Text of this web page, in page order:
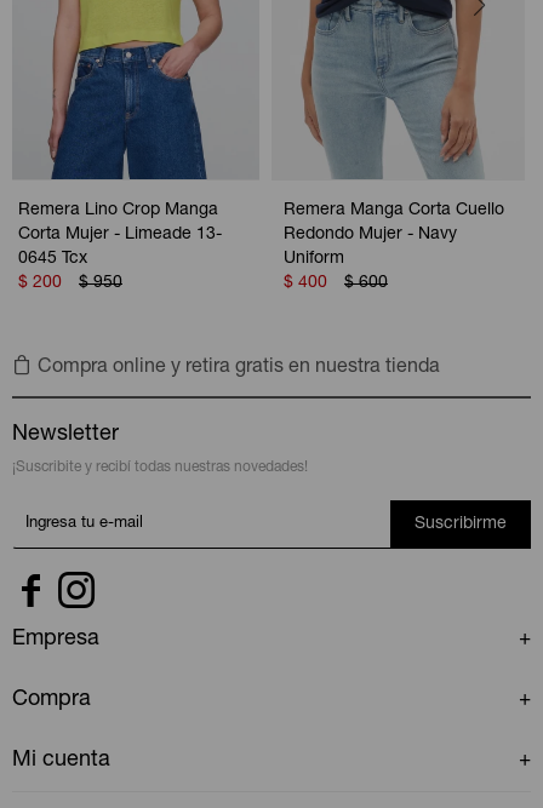
Remera Lino Crop Manga
Corta Mujer - Limeade 13-
0645 Tcx
$ 200 $ 950
Remera Manga Corta Cuello
Redondo Mujer - Navy
Uniform
$ 400 $ 600
Compra online y retira gratis en nuestra tienda
Newsletter
¡Suscribite y recibí todas nuestras novedades!
Suscribirme
 
Empresa
Compra
Mi cuenta